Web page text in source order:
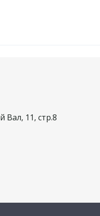
Вал, 11, стр.8